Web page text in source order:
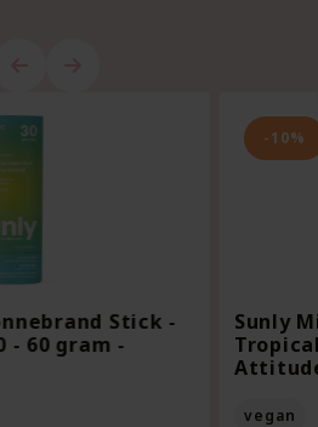
Stick -
- 60 gram -
-10%
Sunly
vegan